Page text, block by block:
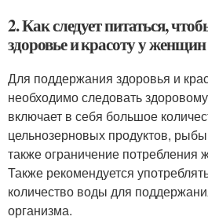
2. Как следует питаться,
здоровье и красоту у
Для поддержания здоровья и
необходимо следовать
включает в себя большое
цельнозерновых продуктов,
также ограничение потребления
Также рекомендуется
количество воды для
организма.